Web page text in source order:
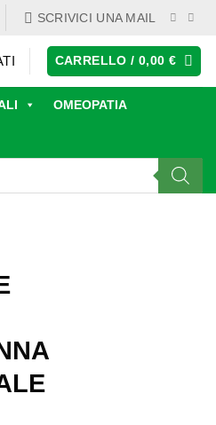
SCRIVICI UNA MAIL
CARRELLO /0,00€
OMEOPATIA